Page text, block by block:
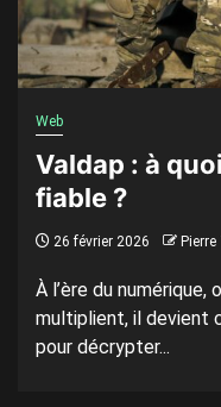
Web
Valdap : à
fiable ?
26 février 2026
À l’ère du numérique,
multiplient, il devient
pour décrypter...